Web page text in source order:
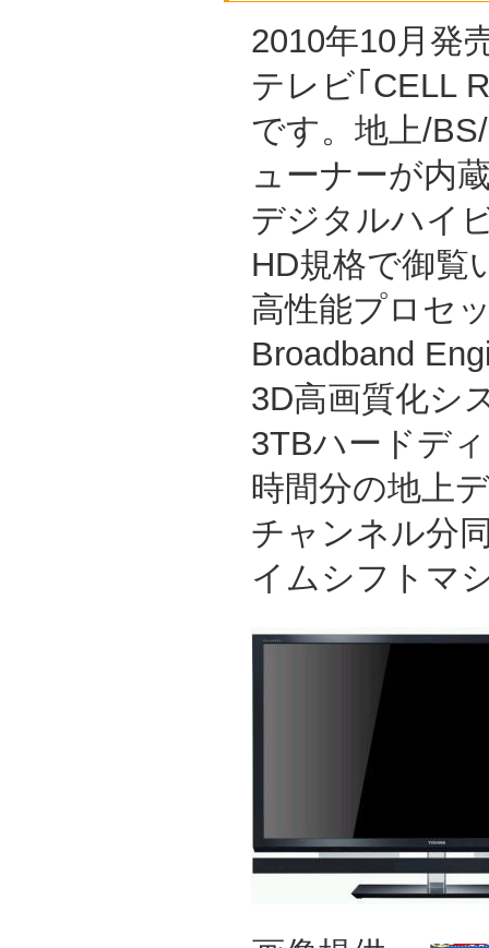
2010年10月発
テレビ｢CELL
です。地上/
ューナーが内
デジタルハイ
HD規格で御覧
高性能プロセ
Broadband
3D高画質化シ
3TBハードデ
時間分の地上
チャンネル分
イムシフトマ